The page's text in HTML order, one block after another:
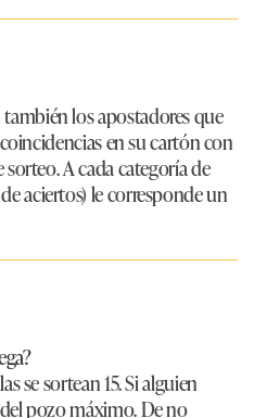
los apostadores que
coincidencias en su cartón con
A cada categoría de
aciertos) le corresponde un
se sortean 15. Si alguien
pozo máximo. De no